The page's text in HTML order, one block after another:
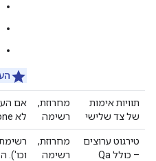
תוויות אימות
של צד שלישי
מחרוזת,
רשימה
לא None (ללא), צריך לציין רשימה של
טירגוט ערוצים
– כולל Qa
מחרוזת,
רשימה
וכו').